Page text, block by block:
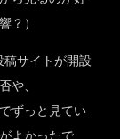
？）
稿サイトが開設
や、
ずっと見てい
よかったで